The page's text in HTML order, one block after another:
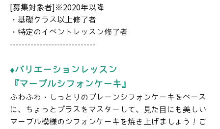
イベントレッスン
お申込み/キャンセル
プロフィール
定番のお菓子達ご紹介
【生菓子】ホールケーキ
季節限定のお菓子達
[募集対象者]※2020年以降
・基礎クラス以上修了者
・特定のイベントレッスン修了者
-----------------------------
♦バリエーションレッスン
『マーブルシフォンケーキ』
ふわふわ・しっとりのプレーンシフォンケーキをベース
に、ちょっとプラスをマスターして、見た目にも美しい
マーブル模様のシフォンケーキを焼き上げましょう！ご